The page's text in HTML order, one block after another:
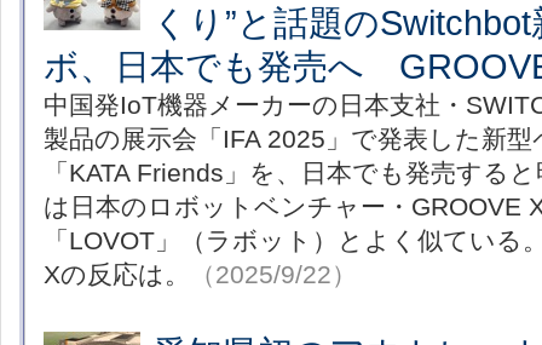
くり”と話題の
ボ、日本でも発売へ
中国発IoT機器メーカーの日本支社・
製品の展示会「IFA 2025」で発表した新
「KATA Friends」を、日本でも発売する
は日本のロボットベンチャー・GROOVE
「LOVOT」（ラボット）とよく似ている
Xの反応は。
（2025/9/22）